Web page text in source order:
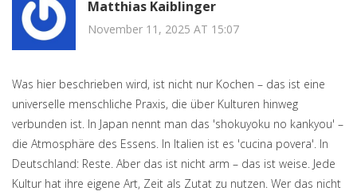
Matthias Kaiblinger
November 11, 2025 AT 15:07
Was hier beschrieben wird, ist nicht nur Kochen – das ist eine
universelle menschliche Praxis, die über Kulturen hinweg
verbunden ist. In Japan nennt man das 'shokuyoku no kankyou' –
die Atmosphäre des Essens. In Italien ist es 'cucina povera'. In
Deutschland: Reste. Aber das ist nicht arm – das ist weise. Jede
Kultur hat ihre eigene Art, Zeit als Zutat zu nutzen. Wer das nicht